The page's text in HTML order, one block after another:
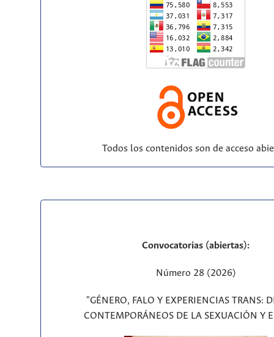
Todos los contenidos son de acceso
Convocatorias (abiertas):
Número 28 (2026)
"GÉNERO, FALO Y EXPERIENCIAS TRANS:
CONTEMPORÁNEOS DE LA SEXUACIÓN Y